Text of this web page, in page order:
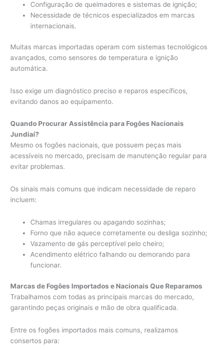
Configuração de queimadores e sistemas de ignição;
Necessidade de técnicos especializados em marcas
internacionais.
Muitas marcas importadas operam com sistemas tecnológicos
avançados, como sensores de temperatura e ignição
automática.
Isso exige um diagnóstico preciso e reparos específicos,
evitando danos ao equipamento.
Quando Procurar Assistência para Fogões Nacionais
Jundiaí?
Mesmo os fogões nacionais, que possuem peças mais
acessíveis no mercado, precisam de manutenção regular para
evitar problemas.
Os sinais mais comuns que indicam necessidade de reparo
incluem:
Chamas irregulares ou apagando sozinhas;
Forno que não aquece corretamente ou desliga sozinho;
Vazamento de gás perceptível pelo cheiro;
Acendimento elétrico falhando ou demorando para
funcionar.
Marcas de Fogões Importados e Nacionais Que Reparamos
Trabalhamos com todas as principais marcas do mercado,
garantindo peças originais e mão de obra qualificada.
Entre os fogões importados mais comuns, realizamos
consertos para: